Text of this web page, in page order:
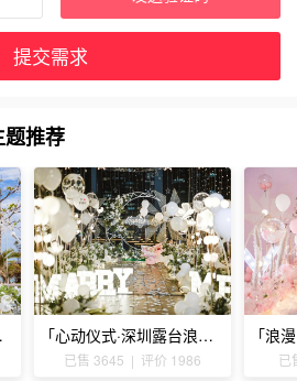
提交需求
推荐
婚」 「心动仪式·深圳露台浪漫求婚」
已售 3645 | 评价 1986 已